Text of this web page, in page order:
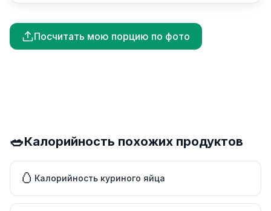
Посчитать мою порцию по фото
🥗Калорийность похожих продуктов
🥚 Калорийность куриного яйца